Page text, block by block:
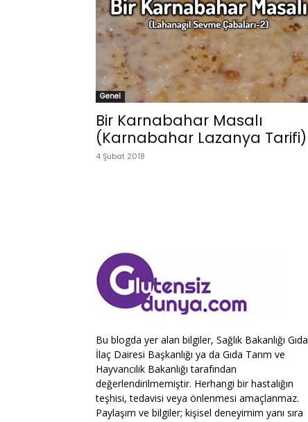
Genel
Bir Karnabahar Masalı
(Karnabahar Lazanya Tarifi)
4 Şubat 2018
Bu blogda yer alan bilgiler, Sağlık Bakanlığı Gıda
İlaç Dairesi Başkanlığı ya da Gıda Tarım ve
Hayvancılık Bakanlığı tarafından
değerlendirilmemiştir. Herhangi bir hastalığın
teşhisi, tedavisi veya önlenmesi amaçlanmaz.
Paylaşım ve bilgiler; kişisel deneyimim yanı sıra